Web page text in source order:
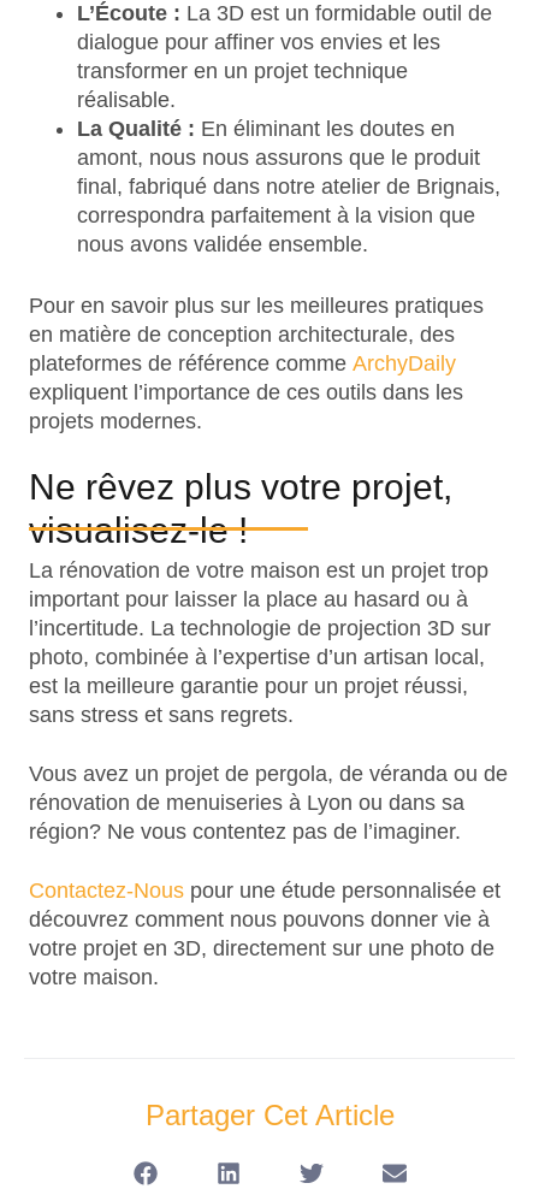
L’Écoute : La 3D est un formidable outil de
dialogue pour affiner vos envies et les
transformer en un projet technique
réalisable.
La Qualité : En éliminant les doutes en
amont, nous nous assurons que le produit
final, fabriqué dans notre atelier de Brignais,
correspondra parfaitement à la vision que
nous avons validée ensemble.
Pour en savoir plus sur les meilleures pratiques
en matière de conception architecturale, des
plateformes de référence commeArchyDaily
expliquent l’importance de ces outils dans les
projets modernes.
Ne rêvez plus votre projet,
visualisez-le !
La rénovation de votre maison est un projet trop
important pour laisser la place au hasard ou à
l’incertitude. La technologie de projection 3D sur
photo, combinée à l’expertise d’un artisan local,
est la meilleure garantie pour un projet réussi,
sans stress et sans regrets.
Vous avez un projet de pergola, de véranda ou de
rénovation de menuiseries à Lyon ou dans sa
région? Ne vous contentez pas de l’imaginer.
Contactez-Nous pour une étude personnalisée et
découvrez comment nous pouvons donner vie à
votre projet en 3D, directement sur une photo de
votre maison.
Partager Cet Article